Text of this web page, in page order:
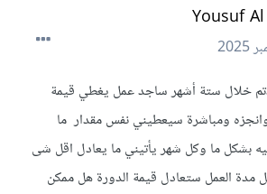
Yousuf
خلال ستة أشهر ساجد عمل يغطي قيمة
ومباشرة سيعطيني نفس مقدار ما
بشكل ما وكل شهر يأتيني ما يعادل اقل شى
مدة العمل ستعادل قيمة الدورة هل ممكن